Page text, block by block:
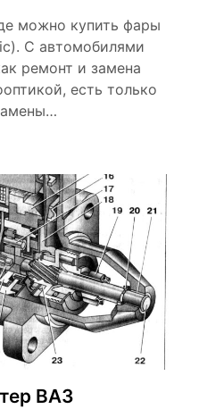
можно купить фары
С автомобилями
ремонт и замена
есть только
ВАЗ